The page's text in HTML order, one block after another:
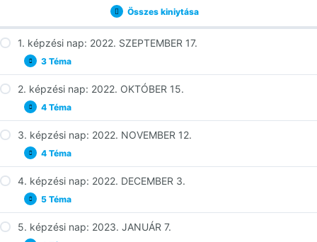
Összes kiniytása
Lecke
1. képzési nap: 2022. SZEPTEMBER 17.
Kinyitás
1.
képzési
nap:
2022.
SZEPTEMBER
17.
3 Téma
01-01 Süveges Imre - Fiúságunk helyreállítása
01-03 Süveges Imre - Evangélizációs alaplátás
2. képzési nap: 2022. OKTÓBER 15.
Kinyitás
2.
képzési
nap:
2022.
OKTÓBER
15.
4 Téma
02-01 Süveges Imre - Fülöp élete 1. rész
02-03 Süveges Imre - Fülöp élete 3. rész
02-04 Süveges Imre - A mozgásban lévő egyház
3. képzési nap: 2022. NOVEMBER 12.
Kinyitás
3.
képzési
nap:
2022.
NOVEMBER
12.
4 Téma
03-01 Süveges Imre - A személyes bizonyságtétel ereje 1.
rész
03-02 Süveges Imre - A személyes bizonyságtétel ereje 2.
rész
4. képzési nap: 2022. DECEMBER 3.
Kinyitás
4.
képzési
nap:
2022.
5 Téma
04-01 Süveges Imre - Vezetői hatalomhasználat, kézrátétel
5. képzési nap: 2023. JANUÁR 7.